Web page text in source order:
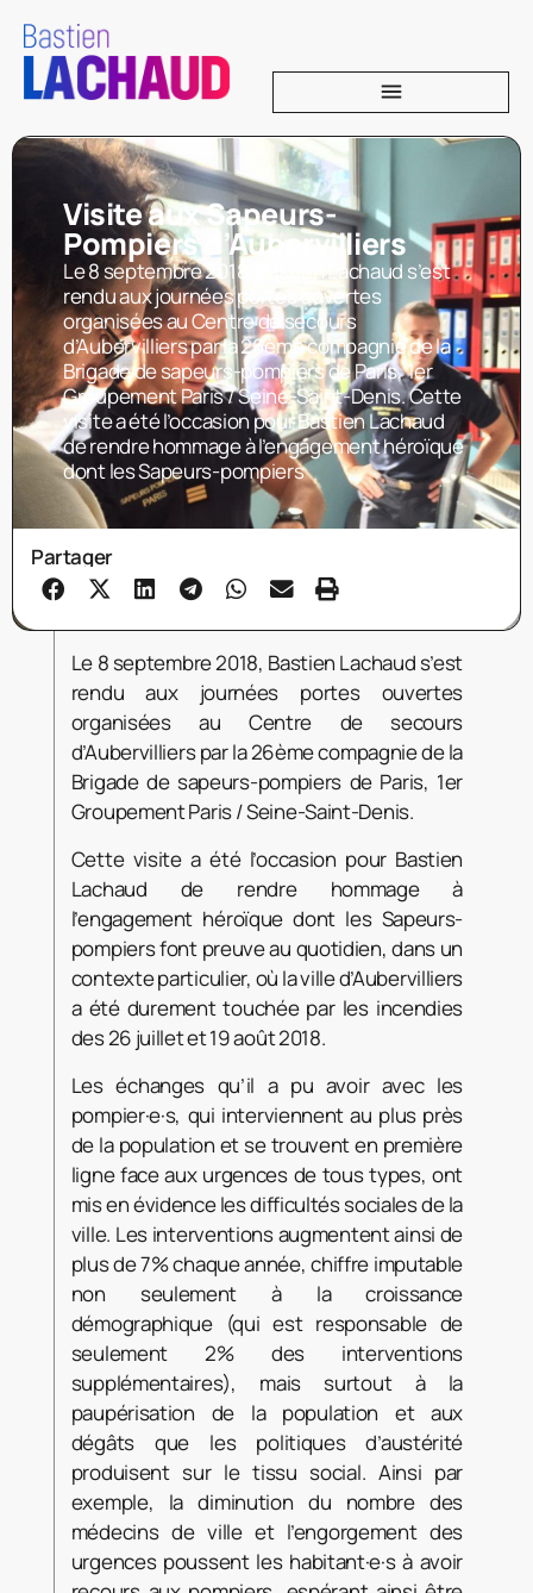
Visite aux Sapeurs-
Pompiers d’Aubervilliers
Le 8 septembre 2018, Bastien Lachaud s’est
rendu aux journées portes ouvertes
organisées au Centre de secours
d’Aubervilliers par la 26ème compagnie de la
Brigade de sapeurs-pompiers de Paris, 1er
Groupement Paris / Seine-Saint-Denis. Cette
visite a été l’occasion pour Bastien Lachaud
de rendre hommage à l’engagement héroïque
dont les Sapeurs-pompiers
Partager
Le 8 septembre 2018, Bastien Lachaud s’est
rendu aux journées portes ouvertes
organisées au Centre de secours
d’Aubervilliers par la 26ème compagnie de la
Brigade de sapeurs-pompiers de Paris, 1er
Groupement Paris / Seine-Saint-Denis.
Cette visite a été l’occasion pour Bastien
Lachaud de rendre hommage à
l’engagement héroïque dont les Sapeurs-
pompiers font preuve au quotidien, dans un
contexte particulier, où la ville d’Aubervilliers
a été durement touchée par les incendies
des 26 juillet et 19 août 2018.
Les échanges qu’il a pu avoir avec les
pompier·e·s, qui interviennent au plus près
de la population et se trouvent en première
ligne face aux urgences de tous types, ont
mis en évidence les difficultés sociales de la
ville. Les interventions augmentent ainsi de
plus de 7% chaque année, chiffre imputable
non seulement à la croissance
démographique (qui est responsable de
seulement 2% des interventions
supplémentaires), mais surtout à la
paupérisation de la population et aux
dégâts que les politiques d’austérité
produisent sur le tissu social. Ainsi par
exemple, la diminution du nombre des
médecins de ville et l’engorgement des
urgences poussent les habitant·e·s à avoir